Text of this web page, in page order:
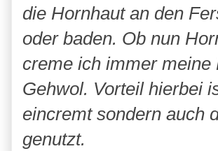
die Hornhaut an den
oder baden. Ob nun
creme ich immer meine
Gehwol. Vorteil hierbei
eincremt sondern auch
genutzt.